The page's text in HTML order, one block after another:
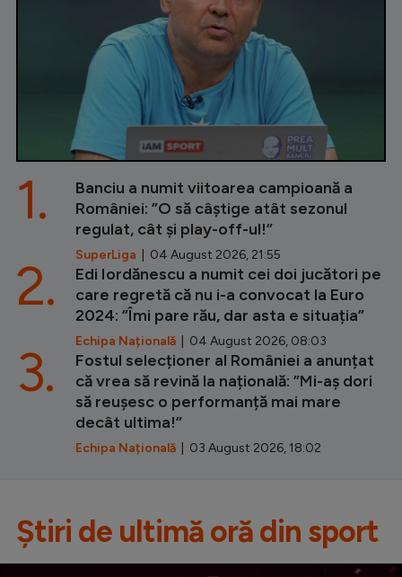
Banciu a numit viitoarea campioană a
României: ”O să câștige atât sezonul
regulat, cât și play-off-ul!”
SuperLiga | 04 August 2026, 21:55
1.
Edi Iordănescu a numit cei doi jucători pe
care regretă că nu i-a convocat la Euro
2024: ”Îmi pare rău, dar asta e situația”
Echipa Națională | 04 August 2026, 08:03
2.
Fostul selecționer al României a anunțat
că vrea să revină la națională: ”Mi-aș dori
să reușesc o performanță mai mare
decât ultima!”
Echipa Națională | 03 August 2026, 18:02
3.
Știri de ultimă oră din sport